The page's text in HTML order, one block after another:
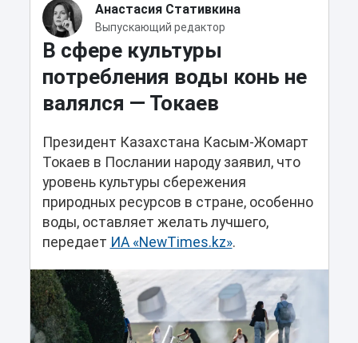
Анастасия Стативкина
Выпускающий редактор
В сфере культуры
потребления воды конь не
валялся — Токаев
Президент Казахстана Касым-Жомарт
Токаев в Послании народу заявил, что
уровень культуры сбережения
природных ресурсов в стране, особенно
воды, оставляет желать лучшего,
передает ИА «NewTimes.kz».